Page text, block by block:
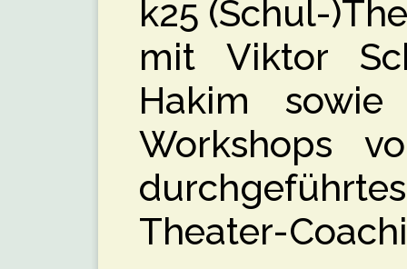
k25 (Schul-
mit Viktor
Hakim
Workshops
Theater-